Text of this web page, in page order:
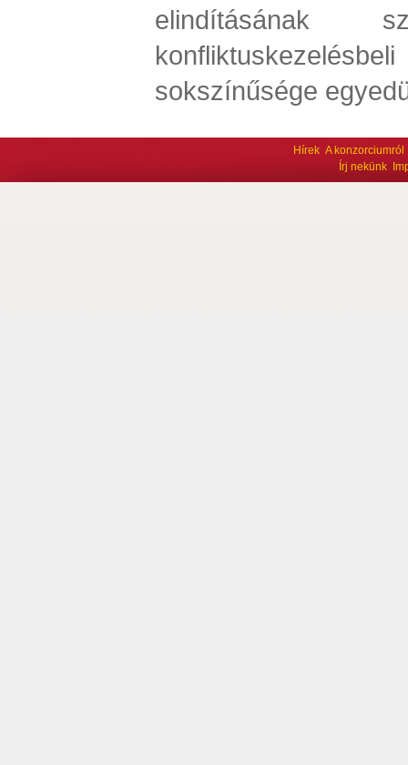
elindításának
sokszínűsége
Hírek A konzorciumról
Írj nekünk